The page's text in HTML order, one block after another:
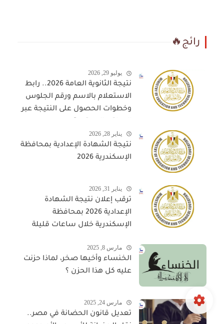
رائج🔥
يوليو 29, 2026
نتيجة الثانوية العامة 2026.. رابط
الاستعلام بالاسم ورقم الجلوس
وخطوات الحصول على النتيجة عبر
يناير 28, 2026
نتيجة الشهادة الإعدادية بمحافظة
الإسكندرية 2026
يناير 31, 2026
ترقب إعلان نتيجة الشهادة
الإعدادية 2026 بمحافظة
الإسكندرية خلال ساعات قليلة
مارس 8, 2025
الخنساء وأخيها صخر، لماذا حزنت
عليه كل هذا الحزن ؟
مارس 24, 2025
تعديل قانون الحضانة في مصر..